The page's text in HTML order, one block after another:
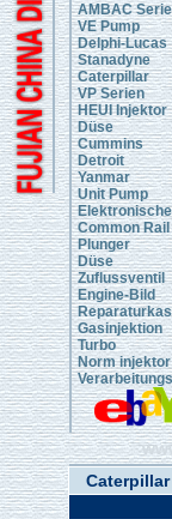
AMBAC
VE Pump
Delphi-Lucas
Stanadyne
Caterpillar
VP Serien
HEUI Injektor
Düse
Cummins
Detroit
Yanmar
Unit Pump
Common
Plunger
Düse
Zuflussventil
Engine-Bild
Gasinjektion
Turbo
Norm injektor